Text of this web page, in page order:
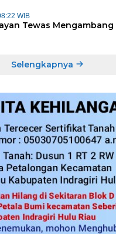
WIB
Tewas
Selengkapnya